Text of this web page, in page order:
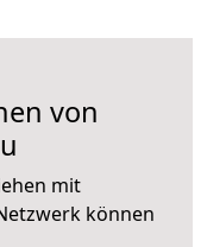
von
mit
können